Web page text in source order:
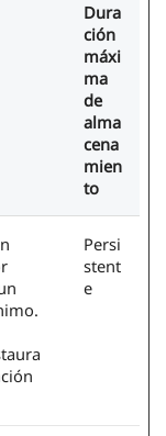
Dura
ción
máxi
ma
de
alma
cena
mien
to
Persi
stent
e